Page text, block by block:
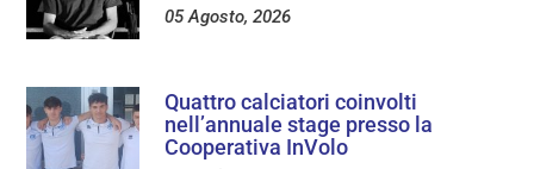
05 Agosto, 2026
Quattro calciatori coinvolti
nell’annuale stage presso la
Cooperativa InVolo